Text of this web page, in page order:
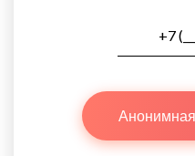
Анонимная